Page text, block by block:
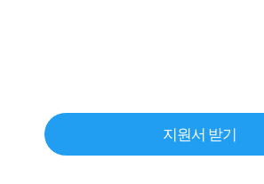
지원서 받기